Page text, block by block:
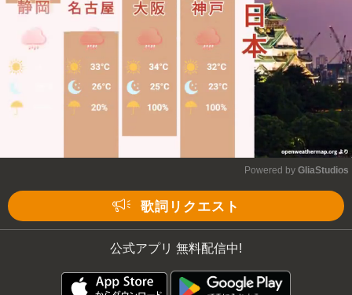
Powered by GliaStudios
歌詞リクエスト
公式アプリ 無料配信中!